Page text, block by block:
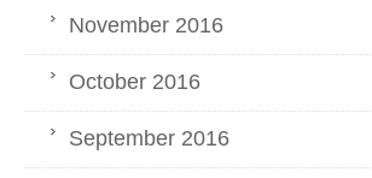
November 2016
October 2016
September 2016